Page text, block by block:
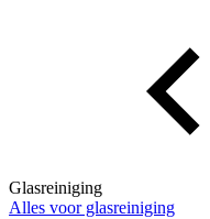
Glasreiniging
Alles voor glasreiniging